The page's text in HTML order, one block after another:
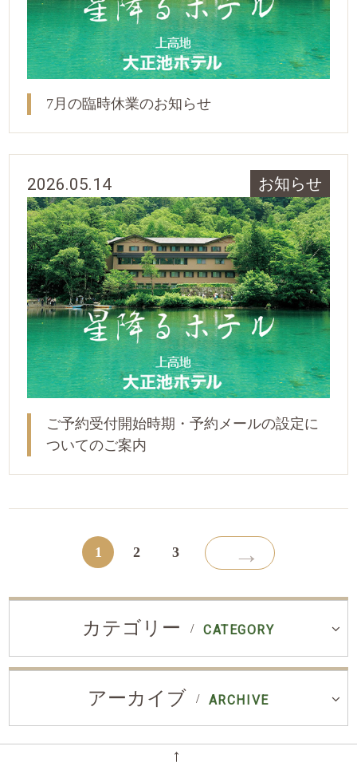
7月の臨時休業のお知らせ
2026.05.14 お知らせ
ご予約受付開始時期・予約メールの設定に
ついてのご案内
1 2 3 →
カテゴリー CATEGORY
アーカイブ ARCHIVE
←